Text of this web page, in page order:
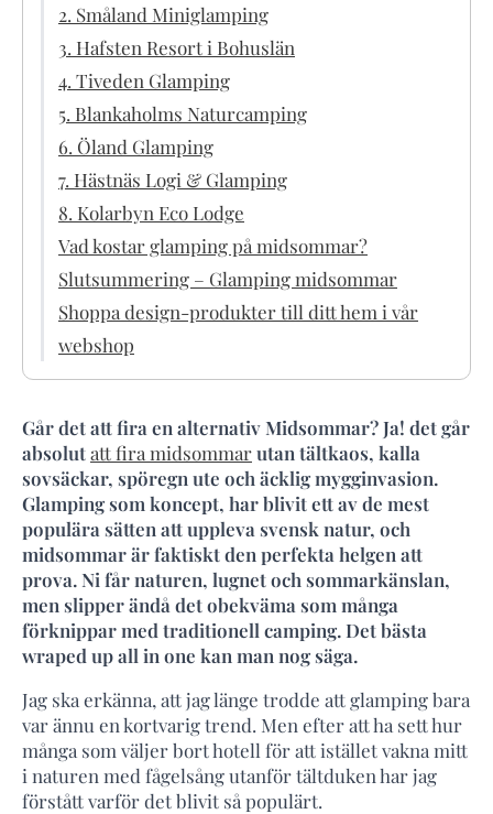
2. Småland Miniglamping
3. Hafsten Resort i Bohuslän
4. Tiveden Glamping
5. Blankaholms Naturcamping
6. Öland Glamping
7. Hästnäs Logi & Glamping
8. Kolarbyn Eco Lodge
Vad kostar glamping på midsommar?
Slutsummering – Glamping midsommar
Shoppa design-produkter till ditt hem i vår
webshop
Går det att fira en alternativ Midsommar? Ja! det går
absolutatt fira midsommarutan tältkaos, kalla
sovsäckar, spöregn ute och äcklig mygginvasion.
Glamping som koncept, har blivit ett av de mest
populära sätten att uppleva svensk natur, och
midsommar är faktiskt den perfekta helgen att
prova. Ni får naturen, lugnet och sommarkänslan,
men slipper ändå det obekväma som många
förknippar med traditionell camping. Det bästa
wraped up all in one kan man nog säga.
Jag ska erkänna, att jag länge trodde att glamping bara
var ännu en kortvarig trend. Men efter att ha sett hur
många som väljer bort hotell för att istället vakna mitt
i naturen med fågelsång utanför tältduken har jag
förstått varför det blivit så populärt.